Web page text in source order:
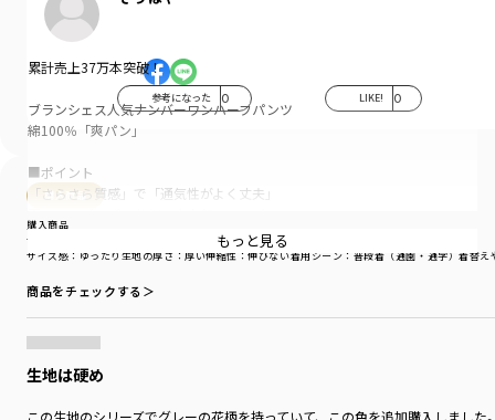
参考になった 0 LIKE! 0
購入商品
購入商品
サイズ感 ：ゆったり 生地の厚さ ：厚い伸縮性 ：伸びない着用シーン ：普段着（通園・通学）着替え
サイズ：100cm
商品をチェックする＞
生地は硬め
この生地のシリーズでグレーの花柄を持っていて、この色を追加購入しまし
累計売上37万本突破！
ブランシェス人気ナンバーワンハーフパンツ
綿100％「爽パン」
■ポイント
「さらさら質感」で「通気性がよく丈夫」
「爽パン」!
繰り返しのお洗濯や元気なキッズの動きに耐える
しっかりと丈夫な太い糸を使用した「パナマ織り」。
柔らかでお肌にやさしい「綿100％素材」で
もっと見る